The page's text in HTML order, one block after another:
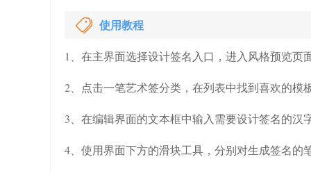
使用教程
1、在主界面选择设计签名入口，进入风格预览页
2、点击一笔艺术签分类，在列表中找到喜欢的模
3、在编辑界面的文本框中输入需要设计签名的
4、使用界面下方的滑块工具，分别对生成签名的